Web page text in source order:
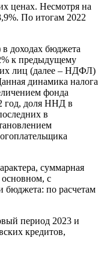
ценах. Несмотря на
По итогам 2022
доходах бюджета
к предыдущему
лиц (далее – НДФЛ)
динамика налога
фонда
год, доля ННД в
в
суммарная
основном, с
бюджета: по расчетам
период 2023 и
кредитов,